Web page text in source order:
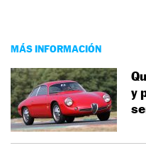
MÁS INFORMACIÓN
y